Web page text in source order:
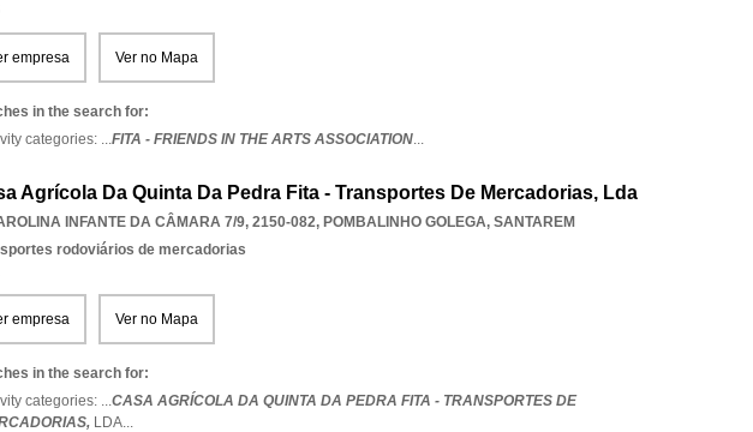
empresa Ver no Mapa
in the search for:
categories: ...FITA - FRIENDS IN THE ARTS ASSOCIATION...
Agrícola Da Quinta Da Pedra Fita - Transportes De Mercadorias, Lda
INFANTE DA CÂMARA 7/9, 2150-082, POMBALINHO GOLEGA, SANTAREM
rodoviários de mercadorias
empresa Ver no Mapa
in the search for:
categories: ...CASA AGRÍCOLA DA QUINTA DA PEDRA FITA - TRANSPORTES DE
LDA...